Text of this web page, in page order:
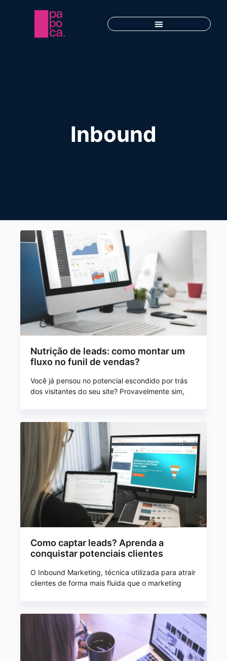
Inbound
Nutrição de leads: como montar um
fluxo no funil de vendas?
Você já pensou no potencial escondido por trás
dos visitantes do seu site? Provavelmente sim,
Como captar leads? Aprenda a
conquistar potenciais clientes
O Inbound Marketing, técnica utilizada para atrair
clientes de forma mais fluida que o marketing